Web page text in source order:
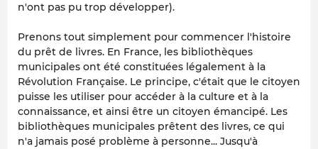
n'ont pas pu trop développer).
Prenons tout simplement pour commencer l'histoire
du prêt de livres. En France, les bibliothèques
municipales ont été constituées légalement à la
Révolution Française. Le principe, c'était que le citoyen
puisse les utiliser pour accéder à la culture et à la
connaissance, et ainsi être un citoyen émancipé. Les
bibliothèques municipales prêtent des livres, ce qui
n'a jamais posé problème à personne... Jusqu'à